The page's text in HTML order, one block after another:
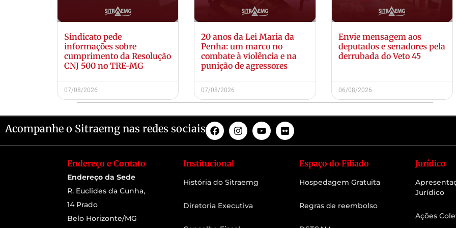
Sindicato pede
informações sobre
cumprimento da Resolução
CNJ 500 no TRE-MG
07/08/2026
20 anos da Lei Maria da
Penha: um marco no
combate à violência e na
punição de agressores
07/08/2026
Envie mensagem aos
deputados e senadores pela
derrubada do Veto 45
06/08/2026
Acompanhe o Sitraemg nas redes sociais
Endereço e Contato
Endereço da Sede
R. Euclides da Cunha,
14 Prado
Belo Horizonte/MG
Institucional
História do Sitraemg
Diretoria Executiva
Espaço do Filiado
Hospedagem Gratuita
Regras de reembolso
Jurídico
Jurídico
Ações